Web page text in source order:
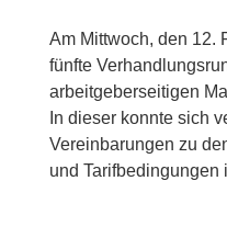
Am Mittwoch, den 12.
fünfte
arbeitgeberseitigen
In dieser konnte sich
Vereinbarungen zu
und Tarifbedingungen